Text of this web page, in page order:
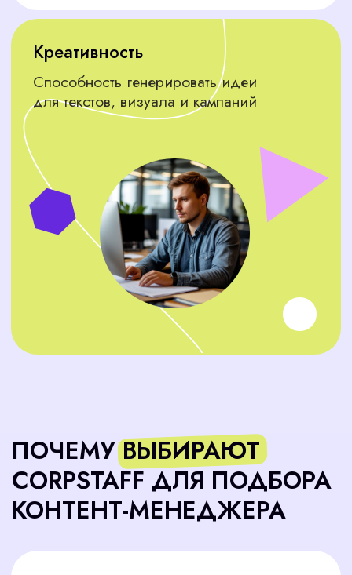
Уточняем, какие цели ставите перед контент-
менеджером: от управления сайтом до
продвижения в соцсетях
Анализируем задачи 01
КАК ПОДБИРАЕМ
КОНТЕНТ-МЕНЕДЖЕРА:
ПОШАГОВЫЙ ПРОЦЕСС
Рассчитать стоимость подбора
Вы получаете профессионала, готового решать
задачи, без лишних хлопот